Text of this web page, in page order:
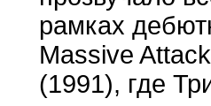
рамках
Massive
(1991), где